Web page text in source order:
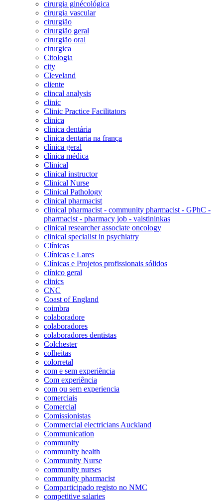
cirurgia ginécológica
cirurgia vascular
cirurgião
cirurgião geral
cirurgião oral
cirurgica
Citologia
city
Cleveland
cliente
clincal analysis
clinic
Clinic Practice Facilitators
clinica
clinica dentária
clinica dentaria na frança
clínica geral
clínica médica
Clinical
clinical instructor
Clinical Nurse
Clinical Pathology
clinical pharmacist
clinical pharmacist - community pharmacist - GPhC -
pharmacist - pharmacy job - vaistininkas
clinical researcher associate oncology
clinical specialist in psychiatry
Clínicas
Clínicas e Lares
Clínicas e Projetos profissionais sólidos
clínico geral
clinics
CNC
Coast of England
coimbra
colaboradore
colaboradores
colaboradores dentistas
Colchester
colheitas
colorretal
com e sem experiência
Com experiência
com ou sem experiencia
comerciais
Comercial
Comissionistas
Commercial electricians Auckland
Communication
community
community health
Community Nurse
community nurses
community pharmacist
Comparticipado registo no NMC
competitive salaries